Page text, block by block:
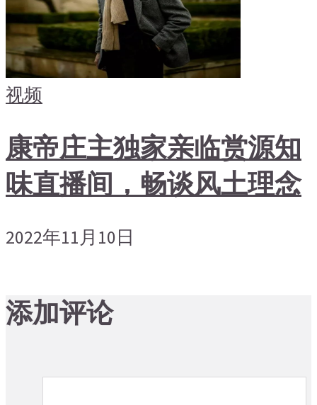
视频
康帝庄主独家亲临赏源知
味直播间，畅谈风土理念
2022年11月10日
添加评论